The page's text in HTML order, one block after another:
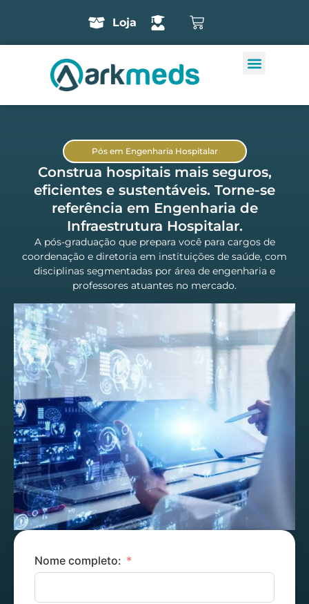
Loja
Pós em Engenharia Hospitalar
Construa hospitais mais seguros,
eficientes e sustentáveis. Torne-se
referência em Engenharia de
Infraestrutura Hospitalar.
A pós-graduação que prepara você para cargos de
coordenação e diretoria em instituições de saúde, com
disciplinas segmentadas por área de engenharia e
professores atuantes no mercado.
Nome completo: